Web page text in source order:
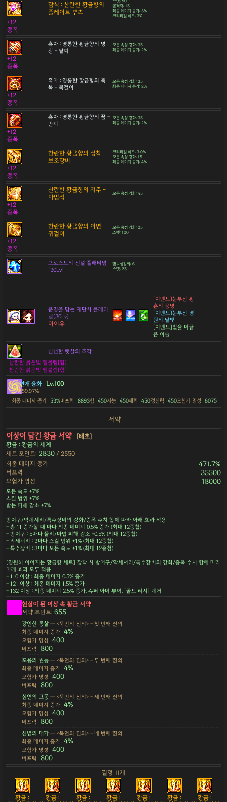
잠식 : 찬란한 황금향의
플레이트 부츠
공격력: 15
최종 데미지 증가: 3%
크리티컬 히트: 3%
+12
증폭
흑아 : 영롱한 황금향의 영
광 - 팔찌
모든 속성 강화: 35
최종 데미지 증가: 2%
+12
증폭
흑아 : 영롱한 황금향의 축
복 - 목걸이
모든 속성 강화: 35
최종 데미지 증가: 2%
+12
증폭
흑아 : 영롱한 황금향의 꿈 -
반지
모든 속성 강화: 35
최종 데미지 증가: 2%
+12
증폭
찬란한 황금향의 집착 -
보조장비
크리티컬 히트: 3.0%
모든 속성 강화: 15
최종 데미지 증가: 4%
+12
증폭
찬란한 황금향의 저주 -
마법석
모든 속성 강화: 45
+12
증폭
찬란한 황금향의 이면 -
귀걸이
모든 속성 강화: 25
스탯: 100
+12
증폭
프로스트의 전설 플래티넘
[30Lv]
명속성강화: 6
스탯: 25
운명을 담는 재단사 플래티
넘[30Lv]
아이유
[이벤트]눈부신 황
혼의 공명
[이벤트]눈부신 영
원의 달빛
[이벤트]빛을 머금
은 이슬
신선한 햇살의 조각
찬란한 붉은빛 엠블렘[힘]
찬란한 붉은빛 엠블렘[힘]
안개 융화
Lv.100
59.97%
최종 데미지 증가 53%버프력 8893힘 450지능 450체력 450정신력 450모험가 명성 6075
서약
이상이 담긴 황금 서약
[태초]
황금 : 황금의 세계
세트 포인트: 2830 / 2550
최종 데미지 증가
471.7%
버프력 35500
모험가 명성 18000
모든 속도 +7%
스킬 범위 +7%
받는 피해 감소 +7%
방어구/악세서리/특수장비의 강화/증폭 수치 합에 따라 아래 효과 적용
- 총 11 증가할 때 마다 최종 데미지 0.5% 증가 (최대 12중첩)
- 방어구 : 5마다 물리/마법 피해 감소 +0.5% (최대 12중첩)
- 악세서리 : 3마다 스킬 범위 +1% (최대 12중첩)
- 특수장비 : 3마다 모든 속도 +1% (최대 12중첩)
[영원히 이어지는 황금향 세트] 장착 시 방어구/악세서리/특수장비의 강화/증폭 수치 합에 따라
아래 효과 모두 적용
- 110 이상 : 최종 데미지 0.5% 증가
- 121 이상 : 최종 데미지 1.5% 증가
- 132 이상 : 최종 데미지 2.5% 증가, 슈퍼 아머 부여, [골드 러시] 제거
현실이 된 이상 속 황금 서약
서약 포인트:655
강인한 통찰— <묵언의 진의> - 첫 번째 진의
최종 데미지 증가 4%
모험가 명성 400
버프력 800
포용의 권능— <묵언의 진의> - 두 번째 진의
최종 데미지 증가 4%
모험가 명성 400
버프력 800
심연의 고동— <묵언의 진의> - 세 번째 진의
최종 데미지 증가 4%
모험가 명성 400
버프력 800
신념의 대가— <묵언의 진의> - 네 번째 진의
최종 데미지 증가 4%
모험가 명성 400
버프력 800
결정 11개
황금 :
황금 :
황금 :
황금 :
황금 :
황금 :
황금 :